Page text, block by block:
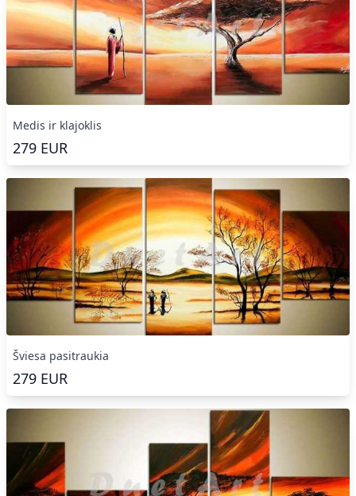
Medis ir klajoklis
279 EUR
Šviesa pasitraukia
279 EUR